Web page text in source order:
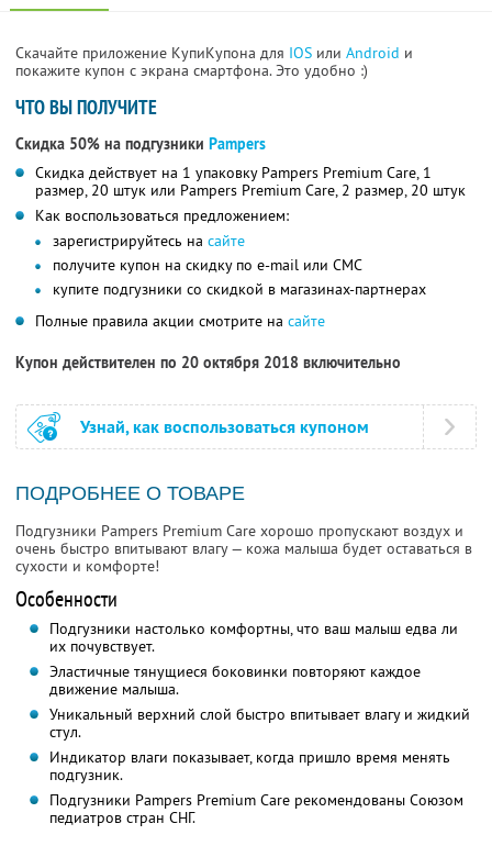
Скачайте приложение КупиКупона для IOS или Android и
покажите купон с экрана смартфона. Это удобно :)
ЧТО ВЫ ПОЛУЧИТЕ
Скидка 50% на подгузники Pampers
Скидка действует на 1 упаковку Pampers Premium Care, 1
размер, 20 штук или Pampers Premium Care, 2 размер, 20 штук
Как воспользоваться предложением:
зарегистрируйтесь на сайте
получите купон на скидку по e-mail или СМС
купите подгузники со скидкой в магазинах-партнерах
Полные правила акции смотрите на сайте
Купон действителен по 20 октября 2018 включительно
Узнай, как воспользоваться купоном
ПОДРОБНЕЕ О ТОВАРЕ
Подгузники Pampers Premium Care хорошо пропускают воздух и
очень быстро впитывают влагу — кожа малыша будет оставаться в
сухости и комфорте!
Особенности
Подгузники настолько комфортны, что ваш малыш едва ли
их почувствует.
Эластичные тянущиеся боковинки повторяют каждое
движение малыша.
Уникальный верхний слой быстро впитывает влагу и жидкий
стул.
Индикатор влаги показывает, когда пришло время менять
подгузник.
Подгузники Pampers Premium Care рекомендованы Союзом
педиатров стран СНГ.